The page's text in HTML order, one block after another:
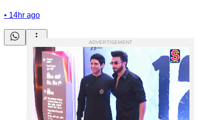
• 14hr ago
ADVERTISEMENT